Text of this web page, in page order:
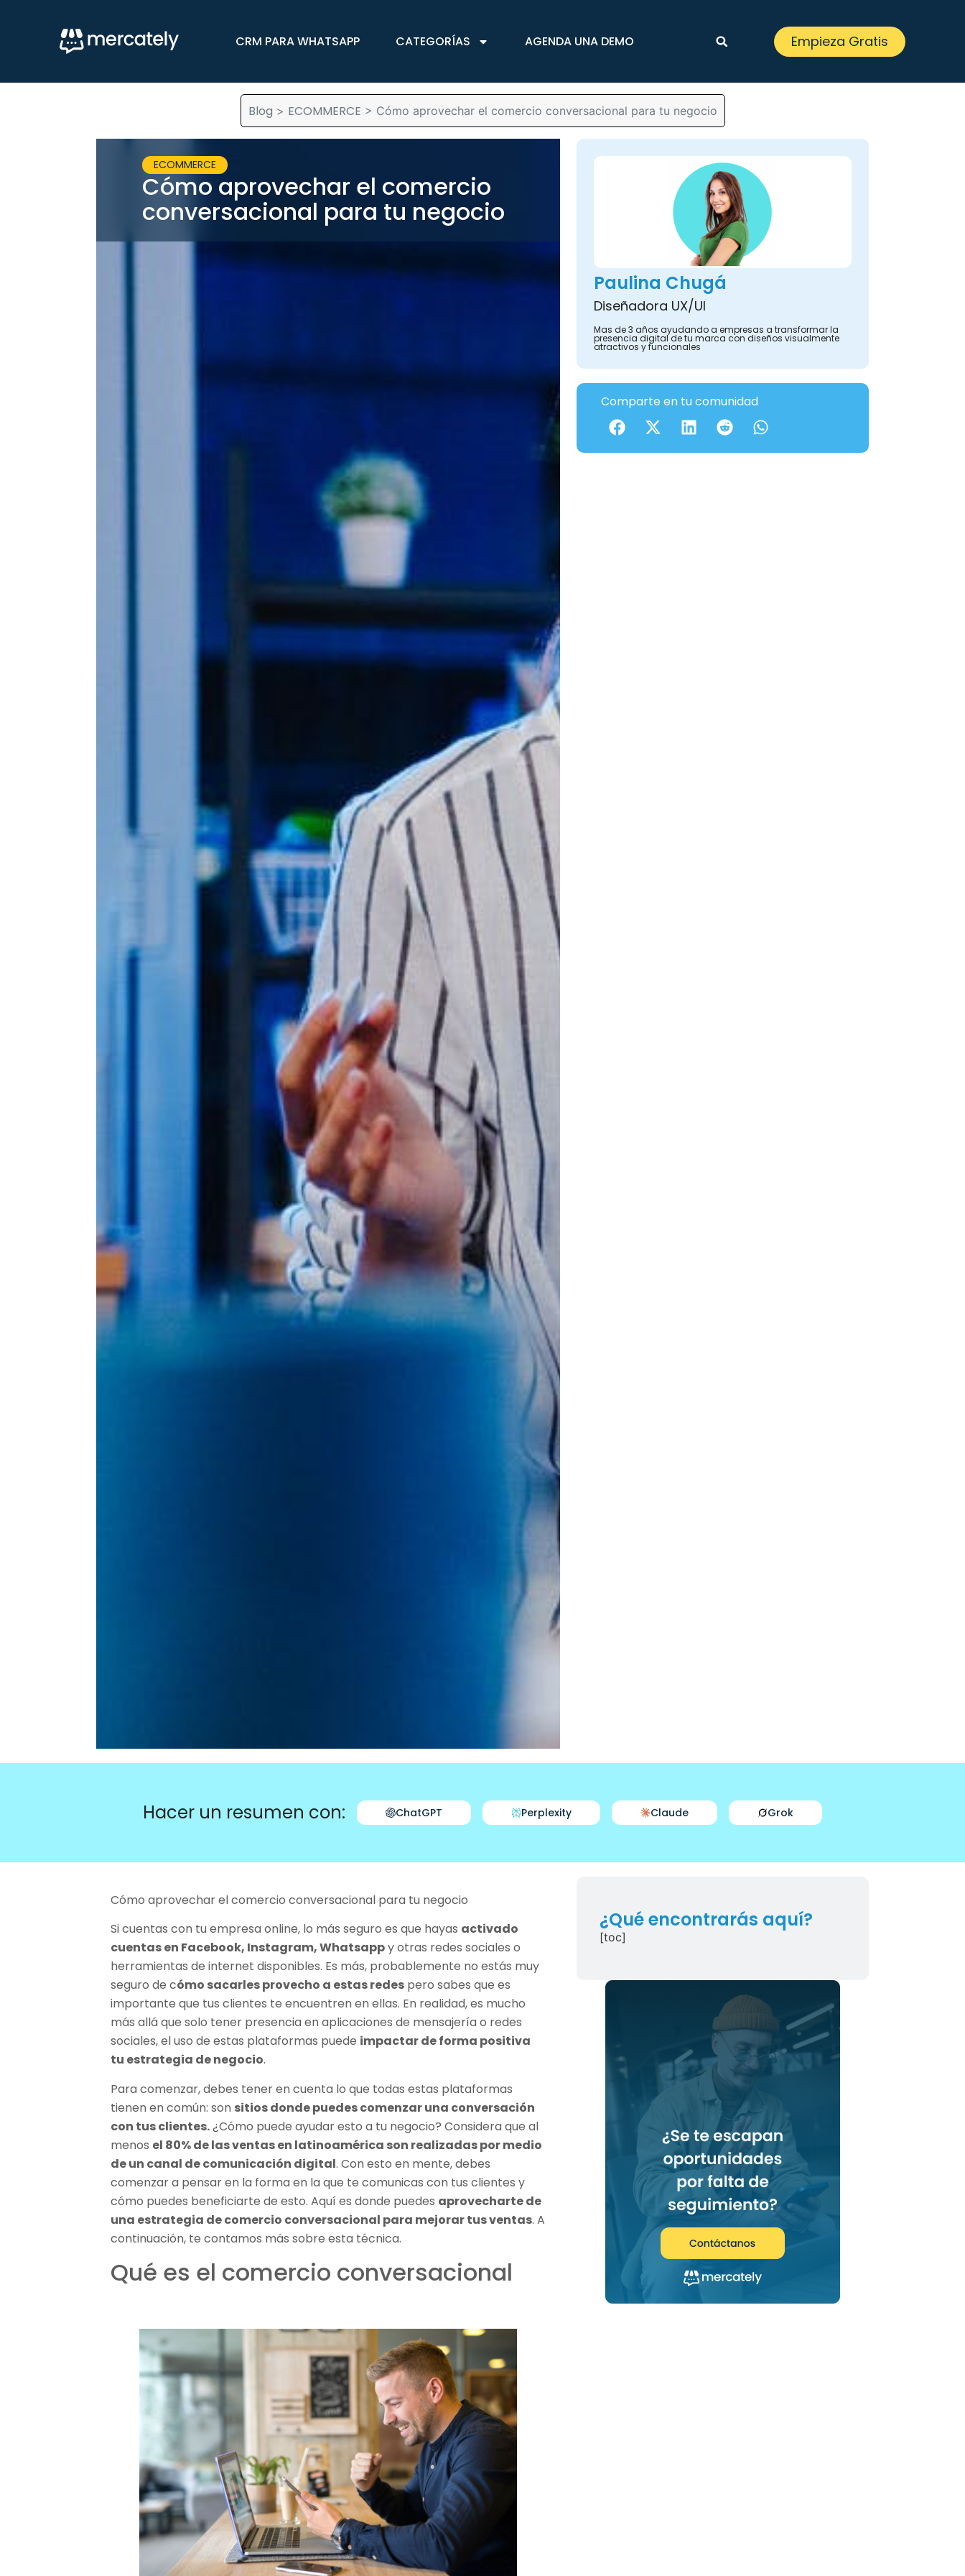
CRM PARA WHATSAPP CATEGORÍAS AGENDA UNA DEMO Empieza Gratis
Blog > ECOMMERCE > Cómo aprovechar el comercio conversacional para tu negocio
ECOMMERCE
Cómo aprovechar el comercio
conversacional para tu negocio
Paulina Chugá
Diseñadora UX/UI
Mas de 3 años ayudando a empresas a transformar la
presencia digital de tu marca con diseños visualmente
atractivos y funcionales
Comparte en tu comunidad
Hacer un resumen con: ChatGPT Perplexity Claude Grok
Cómo aprovechar el comercio conversacional para tu negocio
Si cuentas con tu empresa online, lo más seguro es que hayas activado
cuentas en Facebook, Instagram, Whatsappy otras redes sociales o
herramientas de internet disponibles. Es más, probablemente no estás muy
seguro de cómo sacarles provecho a estas redes pero sabes que es
importante que tus clientes te encuentren en ellas. En realidad, es mucho
más allá que solo tener presencia en aplicaciones de mensajería o redes
sociales, el uso de estas plataformas puede impactar de forma positiva
tu estrategia de negocio.
Para comenzar, debes tener en cuenta lo que todas estas plataformas
tienen en común: son sitios donde puedes comenzar una conversación
con tus clientes.¿Cómo puede ayudar esto a tu negocio? Considera que al
menos el 80% de las ventas en latinoamérica son realizadas por medio
de un canal de comunicación digital. Con esto en mente, debes
comenzar a pensar en la forma en la que te comunicas con tus clientes y
cómo puedes beneficiarte de esto. Aquí es donde puedes aprovecharte de
una estrategia de comercio conversacional para mejorar tus ventas. A
continuación, te contamos más sobre esta técnica.
Qué es el comercio conversacional
¿Qué encontrarás aquí?
[toc]